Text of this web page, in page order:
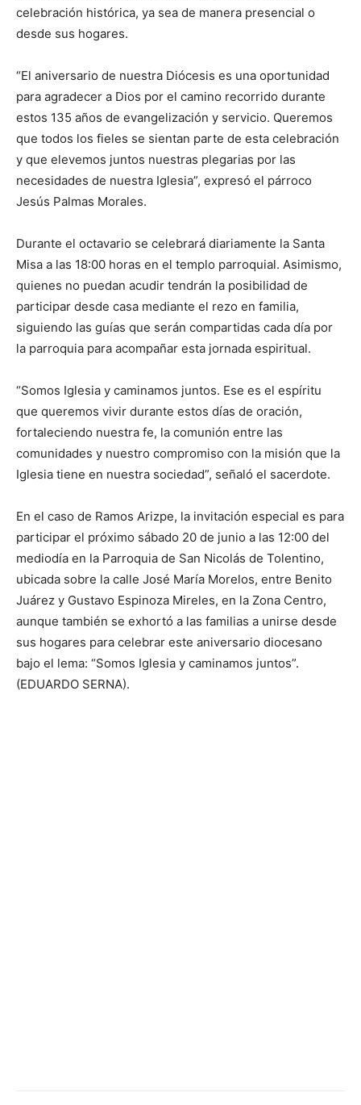
celebración histórica, ya sea de manera presencial o
desde sus hogares.
“El aniversario de nuestra Diócesis es una oportunidad
para agradecer a Dios por el camino recorrido durante
estos 135 años de evangelización y servicio. Queremos
que todos los fieles se sientan parte de esta celebración
y que elevemos juntos nuestras plegarias por las
necesidades de nuestra Iglesia”, expresó el párroco
Jesús Palmas Morales.
Durante el octavario se celebrará diariamente la Santa
Misa a las 18:00 horas en el templo parroquial. Asimismo,
quienes no puedan acudir tendrán la posibilidad de
participar desde casa mediante el rezo en familia,
siguiendo las guías que serán compartidas cada día por
la parroquia para acompañar esta jornada espiritual.
“Somos Iglesia y caminamos juntos. Ese es el espíritu
que queremos vivir durante estos días de oración,
fortaleciendo nuestra fe, la comunión entre las
comunidades y nuestro compromiso con la misión que la
Iglesia tiene en nuestra sociedad”, señaló el sacerdote.
En el caso de Ramos Arizpe, la invitación especial es para
participar el próximo sábado 20 de junio a las 12:00 del
mediodía en la Parroquia de San Nicolás de Tolentino,
ubicada sobre la calle José María Morelos, entre Benito
Juárez y Gustavo Espinoza Mireles, en la Zona Centro,
aunque también se exhortó a las familias a unirse desde
sus hogares para celebrar este aniversario diocesano
bajo el lema: “Somos Iglesia y caminamos juntos”.
(EDUARDO SERNA).